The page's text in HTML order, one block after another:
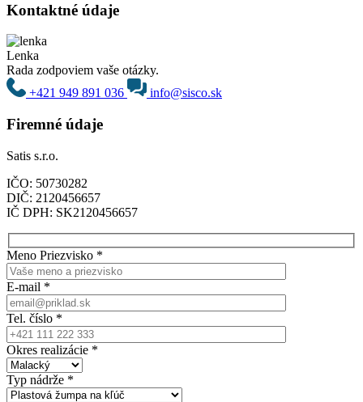
Kontaktné údaje
Lenka
Rada zodpoviem vaše otázky.
+421 949 891 036
info@sisco.sk
Firemné údaje
Satis s.r.o.
IČO: 50730282
DIČ: 2120456657
IČ DPH: SK2120456657
Meno Priezvisko *
E-mail *
Tel. číslo *
Okres realizácie *
Typ nádrže *